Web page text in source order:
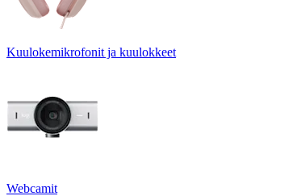
Kuulokemikrofonit ja kuulokkeet
Webcamit